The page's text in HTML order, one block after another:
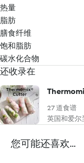
热量
脂肪
膳食纤维
饱和脂肪
碳水化合物
还收录在
27 道食谱
英国和爱尔
您可能还喜欢...